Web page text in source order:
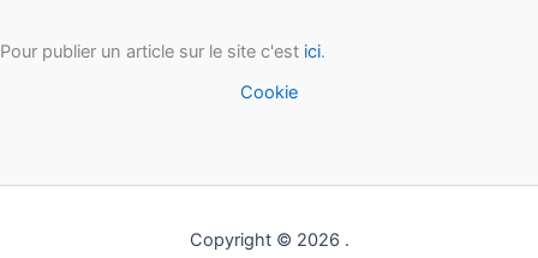
Pour publier un article sur le site c'est ici.
Cookie
Copyright © 2026 .